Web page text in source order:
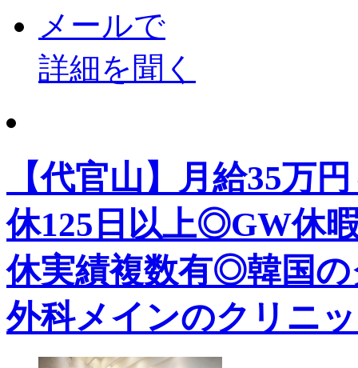
メールで
詳細を聞く
【代官山】月給35万
休125日以上◎GW休
休実績複数有◎韓国
外科メインのクリニ